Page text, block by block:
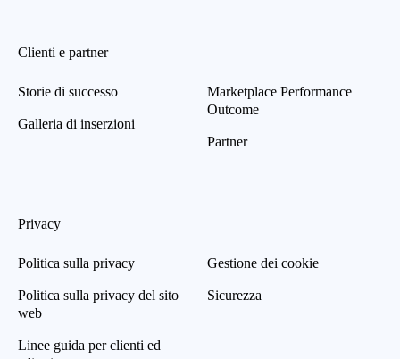
Clienti e partner
Storie di successo
Galleria di inserzioni
Marketplace Performance
Outcome
Partner
Privacy
Politica sulla privacy
Politica sulla privacy del sito
web
Linee guida per clienti ed
Gestione dei cookie
Sicurezza